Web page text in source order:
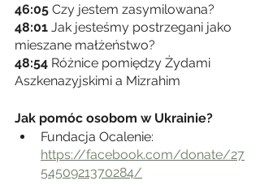
46:05 Czy jestem zasymilowana?
48:01 Jak jesteśmy postrzegani jako
mieszane małżeństwo?
48:54 Różnice pomiędzy Żydami
Aszkenazyjskimi a Mizrahim
Jak pomóc osobom w Ukrainie?
Fundacja Ocalenie:
https://facebook.com/donate/27
5450921370284/